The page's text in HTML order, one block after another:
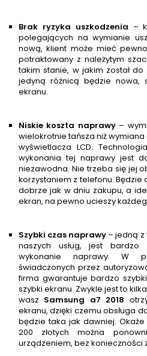
Brak ryzyka uszkodzenia –
polegających na wymianie
nową, klient może mieć
potraktowany z należytym
takim stanie, w jakim został
jedyną różnicą będzie nowa,
ekranu.
Niskie koszta naprawy–
wielokrotnie tańsza niż wymiana
wyświetlacza LCD.
wykonania tej naprawy jest
niezawodna. Nie trzeba się jej
korzystaniem z telefonu.
dobrze jak w dniu zakupu, a
ekran, na pewno ucieszy
Szybki czas naprawy – jedną z
naszych usług, jest
wykonanie naprawy. W
świadczonych przez
firma gwarantuje bardzo
szybki ekranu. Zwykle jest to
wasz Samsung a7 2018
ekranu, dzięki czemu obsługa
będzie taka jak dawniej.
200 złotych można
urządzeniem, bez konieczności